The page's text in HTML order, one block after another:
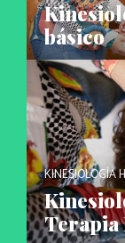
básico
KINESIOLOGÍA
Terapia